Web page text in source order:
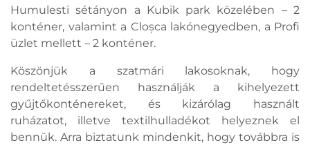
Humulesti sétányon a Kubik park közelében – 2
konténer, valamint a Cloșca lakónegyedben, a Profi
üzlet mellett – 2 konténer.
Köszönjük a szatmári lakosoknak, hogy
rendeltetésszerűen használják a kihelyezett
gyűjtőkonténereket, és kizárólag használt
ruházatot, illetve textilhulladékot helyeznek el
bennük. Arra biztatunk mindenkit, hogy továbbra is